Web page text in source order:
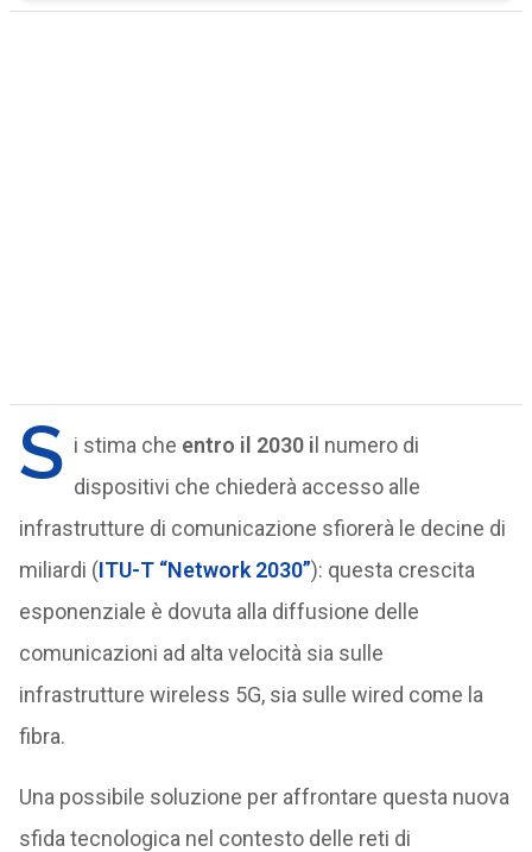
S i stima che entro il 2030 i l numero di
dispositivi che chiederà accesso alle
infrastrutture di comunicazione sfiorerà le decine di
miliardi (ITU-T “Network 2030”): questa crescita
esponenziale è dovuta alla diffusione delle
comunicazioni ad alta velocità sia sulle
infrastrutture wireless 5G, sia sulle wired come la
fibra.
Una possibile soluzione per affrontare questa nuova
sfida tecnologica nel contesto delle reti di